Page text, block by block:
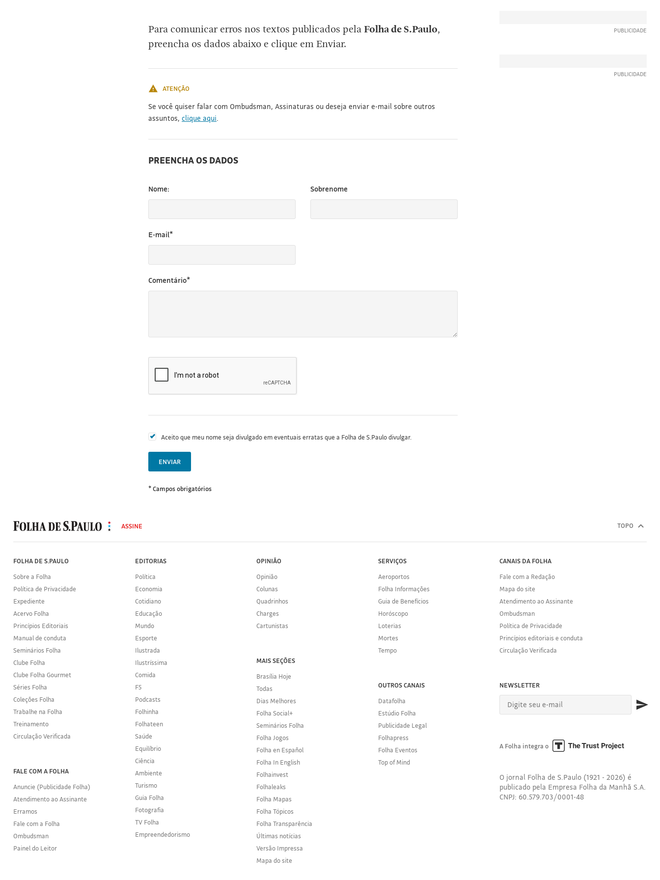
Para comunicar erros nos textos publicados pelaFolha de S.Paulo,
preencha os dados abaixo e clique em Enviar.
ATENÇÃO
Se você quiser falar com Ombudsman, Assinaturas ou deseja enviar e-mail sobre outros
assuntos, clique aqui.
PREENCHA OS DADOS
Nome: Sobrenome
E-mail*
Comentário*
Aceito que meu nome seja divulgado em eventuais erratas que a Folha de S.Paulo divulgar.
ENVIAR
* Campos obrigatórios
Folha
de
S.Paulo
ASSINE TOPO
FOLHA DE S.PAULO
Sobre a Folha
Política de Privacidade
Expediente
Acervo Folha
Princípios Editoriais
Manual de conduta
Seminários Folha
Clube Folha
Clube Folha Gourmet
Séries Folha
Coleções Folha
Trabalhe na Folha
Treinamento
Circulação Verificada
FALE COM A FOLHA
Anuncie (Publicidade Folha)
Atendimento ao Assinante
Erramos
Fale com a Folha
Ombudsman
Painel do Leitor
EDITORIAS
Política
Economia
Cotidiano
Educação
Mundo
Esporte
Ilustrada
Ilustríssima
Comida
F5
Podcasts
Folhinha
Folhateen
Saúde
Equilíbrio
Ciência
Ambiente
Turismo
Guia Folha
Fotografia
TV Folha
Empreendedorismo
OPINIÃO
Opinião
Colunas
Quadrinhos
Charges
Cartunistas
MAIS SEÇÕES
Brasília Hoje
Todas
Dias Melhores
Folha Social+
Seminários Folha
Folha Jogos
Folha en Español
Folha In English
Folhainvest
Folhaleaks
Folha Mapas
Folha Tópicos
Folha Transparência
Últimas notícias
Versão Impressa
Mapa do site
SERVIÇOS
Aeroportos
Folha Informações
Guia de Benefícios
Horóscopo
Loterias
Mortes
Tempo
OUTROS CANAIS
Datafolha
Estúdio Folha
Publicidade Legal
Folhapress
Folha Eventos
Top of Mind
CANAIS DA FOLHA
Fale com a Redação
Mapa do site
Atendimento ao Assinante
Ombudsman
Política de Privacidade
Princípios editoriais e conduta
Circulação Verificada
NEWSLETTER
A Folha integra o
O jornal Folha de S.Paulo (1921 - 2026) é
publicado pela Empresa Folha da Manhã S.A.
CNPJ: 60.579.703/0001-48